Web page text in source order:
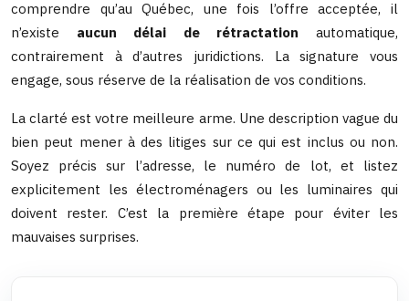
comprendre qu’au Québec, une fois l’offre acceptée, il
n’existe aucun délai de rétractation automatique,
contrairement à d’autres juridictions. La signature vous
engage, sous réserve de la réalisation de vos conditions.
La clarté est votre meilleure arme. Une description vague du
bien peut mener à des litiges sur ce qui est inclus ou non.
Soyez précis sur l’adresse, le numéro de lot, et listez
explicitement les électroménagers ou les luminaires qui
doivent rester. C’est la première étape pour éviter les
mauvaises surprises.